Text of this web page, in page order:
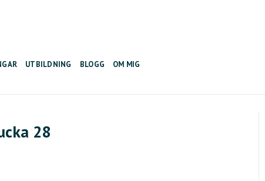
UTBILDNING BLOGG OM MIG
28